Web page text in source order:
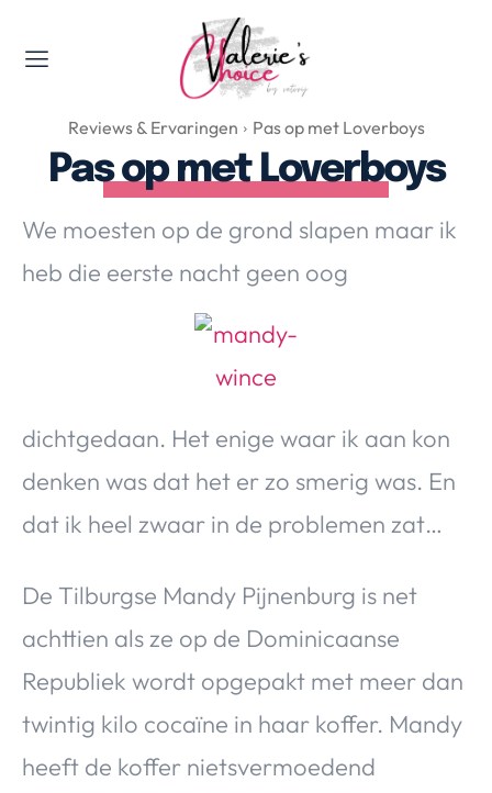
Valerie's Topics
Travel & Culture
Food & Drinks
Lifestyle, Sport & Duurzaamheid
Gadgets & Tech
Top 5 van Valerie
Health & Beauty
Huis & Tuin
Over Valerie
Contact
VALERIE'S CHOICE
Travel
Lifestyle
Reviews & Ervaringen Pas op met Loverboys
Pas op met Loverboys
We moesten op de grond slapen maar ik
heb die eerste nacht geen oog
dichtgedaan. Het enige waar ik aan kon
denken was dat het er zo smerig was. En
dat ik heel zwaar in de problemen zat…
De Tilburgse Mandy Pijnenburg is net
achttien als ze op de Dominicaanse
Republiek wordt opgepakt met meer dan
twintig kilo cocaïne in haar koffer. Mandy
heeft de koffer nietsvermoedend